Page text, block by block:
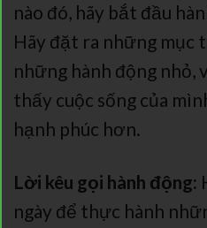
nào đó, hãy bắt đầu
Hãy đặt ra những mục
những hành động nhỏ,
thấy cuộc sống của
hạnh phúc hơn.
Lời kêu gọi hành động:
ngày để thực hành